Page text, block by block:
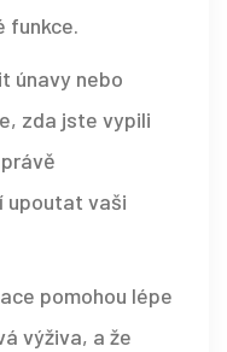
funkce.
únavy nebo
zda jste vypili
upoutat vaši
pomohou lépe
výživa, a že